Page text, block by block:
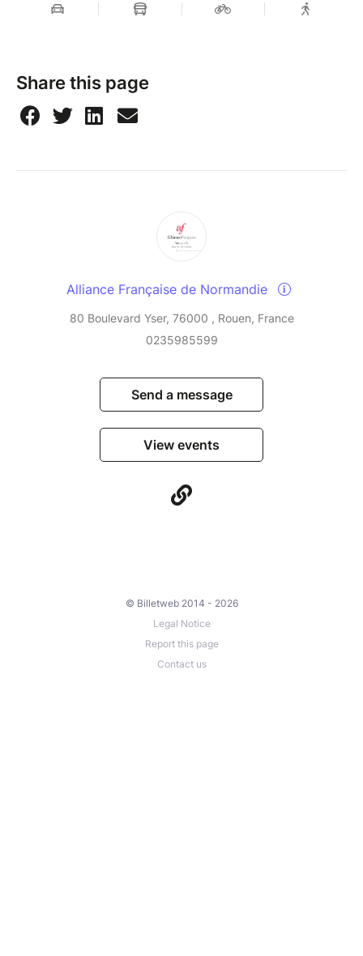
Share this page
Alliance Française de Normandie
80 Boulevard Yser, 76000 , Rouen, France
0235985599
Send a message
View events
© Billetweb 2014 - 2026
Legal Notice
Report this page
Contact us